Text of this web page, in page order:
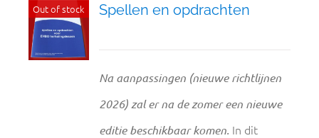
Out of stock Spellen en opdrachten
Na aanpassingen (nieuwe richtlijnen
2026) zal er na de zomer een nieuwe
editie beschikbaar komen. In dit